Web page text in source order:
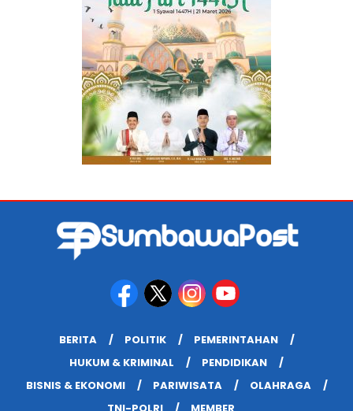
BERITA POLITIK
PEMERINTAHAN
HUKUM & KRIMINAL
PENDIDIKAN
BISNIS & EKONOMI
PARIWISATA
OLAHRAGA